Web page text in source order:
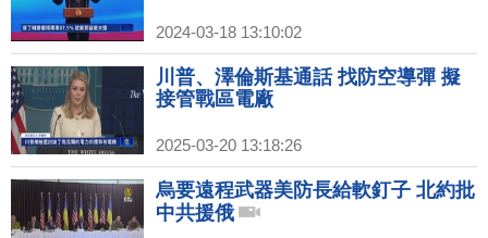
2024-03-18 13:10:02
川普、澤倫斯基通話 找防空導彈 擬
接管戰區電廠
2025-03-20 13:18:26
烏要遠程武器美防長給軟釘子 北約批
中共援俄